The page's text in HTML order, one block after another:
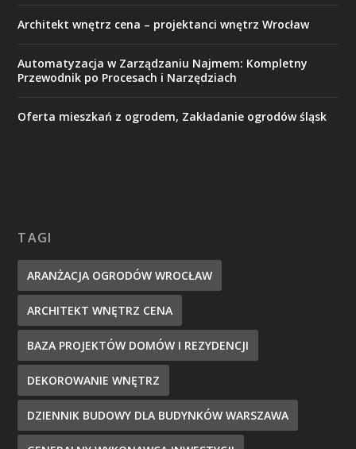
Architekt wnętrz cena – projektanci wnętrz Wrocław
Automatyzacja w Zarządzaniu Najmem: Kompletny
Przewodnik po Procesach i Narzędziach
Oferta mieszkań z ogrodem, Zakładanie ogrodów śląsk
TAGI
ARANŻACJA OGRODÓW WROCŁAW
ARCHITEKT WNĘTRZ CENA
BAZA PROJEKTÓW DOMÓW I REZYDENCJI
DEKOROWANIE WNĘTRZ
DZIENNIK BUDOWY DLA BUDYNKÓW WARSZAWA